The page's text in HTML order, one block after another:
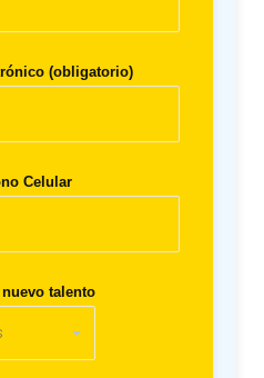
(obligatorio)
Celular
talento